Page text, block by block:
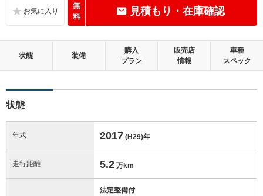
目立たない軽微なダメージはありますが、良好な状態です。
外装：
キズ、ヘコミなどが少なく、あっても目立たない、良好な状態です。
無
料
見積もり・在庫確認
状態 装備
購入
プラン
販売店
情報
車種
スペック
状態
年式 2017 (H29)年
走行距離 5.2 万km
法定整備付